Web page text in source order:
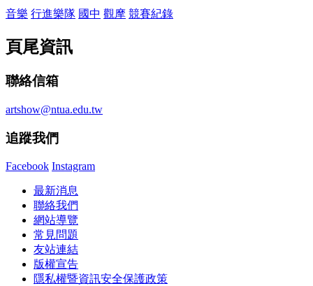
音樂 行進樂隊 國中 觀摩 競賽紀錄
頁尾資訊
聯絡信箱
artshow@ntua.edu.tw
追蹤我們
Facebook Instagram
最新消息
聯絡我們
網站導覽
常見問題
友站連結
版權宣告
隱私權暨資訊安全保護政策